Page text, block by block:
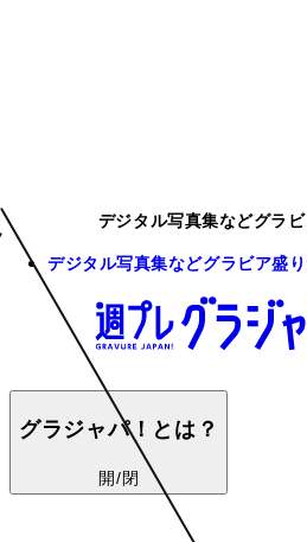
デジタル写真集などグラ
デジタル写真集などグラビア盛
グラジャパ！とは？
開/閉